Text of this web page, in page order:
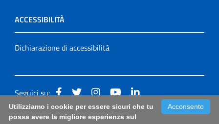
ACCESSIBILITÀ
Dichiarazione di accessibilità
Seguici su:
Accessibilità: form di segnalazione di prima istanza per
Acconsento
Utilizziamo i cookie per essere sicuri che tu
possa avere la migliore esperienza sul